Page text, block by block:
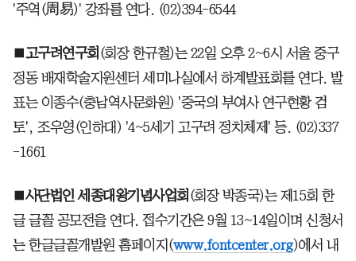
'주역(周易)' 강좌를 연다. (02)394-6544
■고구려연구회 (회장 한규철)는 22일 오후 2~6시 서울 중구
정동 배재학술지원센터 세미나실에서 하계발표회를 연다. 발
표는 이종수(충남역사문화원) '중국의 부여사 연구현황 검
토', 조우영(인하대) '4~5세기 고구려 정치체제' 등. (02)337
-1661
■사단법인 세종대왕기념사업회 (회장 박종국)는 제15회 한
글 글꼴 공모전을 연다. 접수기간은 9월 13~14일이며 신청서
는 한글글꼴개발원 홈페이지(www.fontcenter.org)에서 내